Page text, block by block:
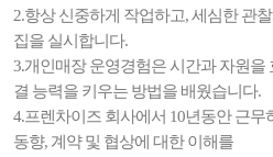
2.항상 신중하게 작업하고, 세심한 관
집을 실시합니다.
3.개인매장 운영경험은 시간과 자원을
결 능력을 키우는 방법을 배웠습니다.
4.프렌차이즈 회사에서 10년동안 근무
동향, 계약 및 협상에 대한 이해를